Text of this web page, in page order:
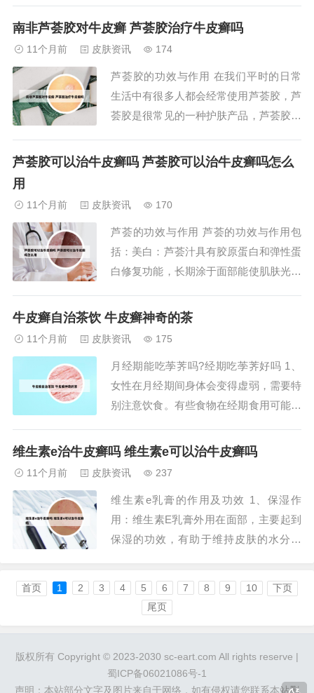
热毒炽盛等人群应避免服用。阴虚患者必
适合喝黄芪水的人群包括肾阴虚、湿热以
及热毒炽盛...
南非芦荟胶对牛皮癣 芦荟胶治疗牛皮癣吗
11个月前 皮肤资讯 174
芦荟胶的功效与作用 在我们平时的日常
生活中有很多人都会经常使用芦荟胶，芦
荟胶是很常见的一种护肤产品，芦荟胶的
作用有哪些？教你芦荟胶的正确使用方
而这种物质正是防止细胞老化和治疗慢性
过敏的重要成分...
芦荟胶可以治牛皮癣吗 芦荟胶可以治牛皮癣吗怎么
用
11个月前 皮肤资讯 170
芦荟的功效与作用 芦荟的功效与作用包
括：美白：芦荟汁具有胶原蛋白和弹性蛋
白修复功能，长期涂于面部能使肌肤光滑
是皮肤的天然防晒剂，能加速皮肤新陈代
子营养物质可直接被皮肤细胞吸收，达到
滋养效果。芦...
牛皮癣自治茶饮 牛皮癣神奇的茶
11个月前 皮肤资讯 175
月经期能吃荸荠吗?经期吃荸荠好吗 1、
女性在月经期间身体会变得虚弱，需要特
别注意饮食。有些食物在经期食用可能会
经期严格控制饮食。事实上，女性在月经
是一种常见的野菜，口感独特且营养价值
丰富，平时...
维生素e治牛皮癣吗 维生素e可以治牛皮癣吗
11个月前 皮肤资讯 237
维生素e乳膏的作用及功效 1、保湿作
用：维生素E乳膏外用在面部，主要起到
保湿的功效，有助于维持皮肤的水分平
E可以延缓皮肤的老化过程，但其效果相
对有限，并非神奇抗衰老药物。重要提
示： 未经处理的维生素E胶囊外涂效果有
于皮肤难以吸收...
首页 1 2 3 4 5 6 7 8 9 10
下页
尾页
版权所有 Copyright © 2023-2030 sc-eart.com All rights reserve |
蜀ICP备06021086号-1
声明：本站部分文字及图片来自于网络，如有侵权请您联系本站删